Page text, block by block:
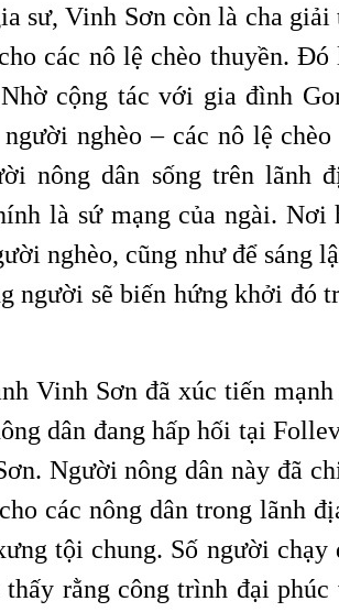
sư, Vinh Sơn còn là cha giải
các nô lệ chèo thuyền.
cộng tác với gia đình
nghèo – các nô lệ
nông dân sống trên lãnh
là sứ mạng của ngài.
nghèo, cũng như để sáng
người sẽ biến hứng khởi đó
Vinh Sơn đã xúc tiến
dân đang hấp hối tại
Người nông dân này đã
các nông dân trong lãnh
tội chung. Số người
rằng công trình đại